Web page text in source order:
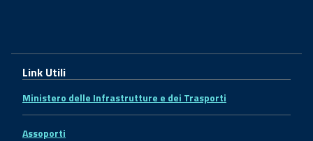
Link Utili
Ministero delle Infrastrutture e dei Trasporti
Assoporti